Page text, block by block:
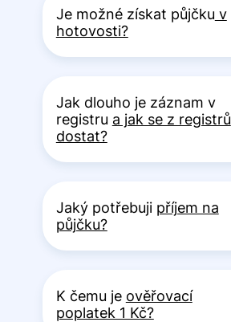
Je možné získat půjčku v
hotovosti?
Jak dlouho je záznam v
registru a jak se z registrů
dostat?
Jaký potřebuji příjem na
půjčku?
K čemu je ověřovací
poplatek 1 Kč?